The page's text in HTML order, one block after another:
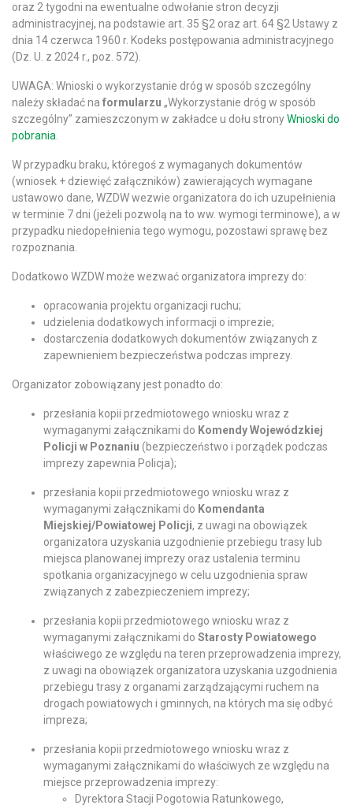
oraz 2 tygodni na ewentualne odwołanie stron decyzji
administracyjnej, na podstawie art. 35 §2 oraz art. 64 §2 Ustawy z
dnia 14 czerwca 1960 r. Kodeks postępowania administracyjnego
(Dz. U. z 2024 r., poz. 572).
UWAGA: Wnioski o wykorzystanie dróg w sposób szczególny
należy składać na formularzu „Wykorzystanie dróg w sposób
szczególny” zamieszczonym w zakładce u dołu stronyWnioski do
pobrania
W przypadku braku, któregoś z wymaganych dokumentów
(wniosek + dziewięć załączników) zawierających wymagane
ustawowo dane, WZDW wezwie organizatora do ich uzupełnienia
w terminie 7 dni (jeżeli pozwolą na to ww. wymogi terminowe), a w
przypadku niedopełnienia tego wymogu, pozostawi sprawę bez
rozpoznania.
Dodatkowo WZDW może wezwać organizatora imprezy do:
opracowania projektu organizacji ruchu;
udzielenia dodatkowych informacji o imprezie;
dostarczenia dodatkowych dokumentów związanych z
zapewnieniem bezpieczeństwa podczas imprezy.
Organizator zobowiązany jest ponadto do:
przesłania kopii przedmiotowego wniosku wraz z
wymaganymi załącznikami do Komendy Wojewódzkiej
Policji w Poznaniu (bezpieczeństwo i porządek podczas
imprezy zapewnia Policja);
przesłania kopii przedmiotowego wniosku wraz z
wymaganymi załącznikami do Komendanta
Miejskiej/Powiatowej Policji, z uwagi na obowiązek
organizatora uzyskania uzgodnienie przebiegu trasy lub
miejsca planowanej imprezy oraz ustalenia terminu
spotkania organizacyjnego w celu uzgodnienia spraw
związanych z zabezpieczeniem imprezy;
przesłania kopii przedmiotowego wniosku wraz z
wymaganymi załącznikami do Starosty Powiatowego
właściwego ze względu na teren przeprowadzenia imprezy,
z uwagi na obowiązek organizatora uzyskania uzgodnienia
przebiegu trasy z organami zarządzającymi ruchem na
drogach powiatowych i gminnych, na których ma się odbyć
impreza;
przesłania kopii przedmiotowego wniosku wraz z
wymaganymi załącznikami do właściwych ze względu na
miejsce przeprowadzenia imprezy:
Dyrektora Stacji Pogotowia Ratunkowego,